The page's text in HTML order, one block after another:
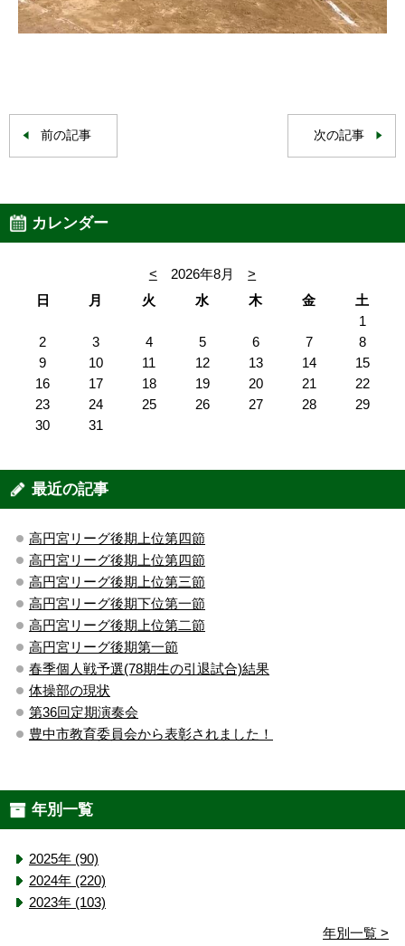
前の記事 次の記事
カレンダー
< 2026年8月
>
日
月 火 水 木 金
土
1
2
3 4 5 6 7
8
9
10 11 12 13 14
15
16
17 18 19 20 21
22
23
24 25 26 27 28
29
30
31
最近の記事
高円宮リーグ後期上位第四節
高円宮リーグ後期上位第四節
高円宮リーグ後期上位第三節
高円宮リーグ後期下位第一節
高円宮リーグ後期上位第二節
高円宮リーグ後期第一節
春季個人戦予選(78期生の引退試合)結果
体操部の現状
第36回定期演奏会
豊中市教育委員会から表彰されました！
年別一覧
2025年 (90)
2024年 (220)
2023年 (103)
年別一覧 >